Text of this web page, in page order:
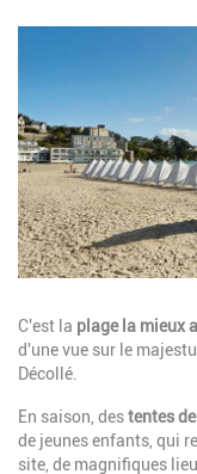
Description
C'est la plage la mieux
d'une vue sur le
Décollé.
En saison, destentes
de jeunes enfants, qui
site, de magnifiques